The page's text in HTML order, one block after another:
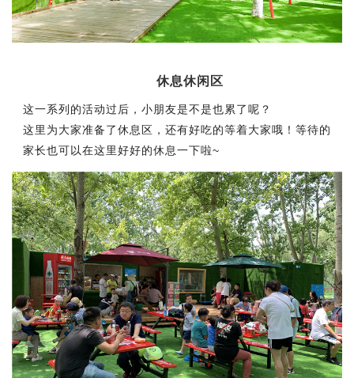
休息休闲区
这一系列的活动过后，小朋友是不是也累了呢？
这里为大家准备了休息区，还有好吃的等着大家哦！等待的
家长也可以在这里好好的休息一下啦~